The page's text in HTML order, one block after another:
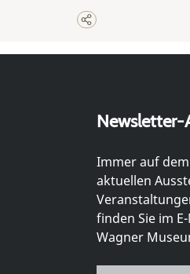
Immer auf
aktuellen
finden Sie im
Wagner